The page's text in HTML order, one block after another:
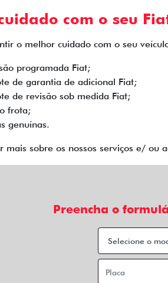
com o seu
o melhor cuidado com o seu
programada Fiat;
de garantia de adicional Fiat;
de revisão sob medida Fiat;
frota;
genuínas.
mais sobre os nossos serviços e/
Preencha o